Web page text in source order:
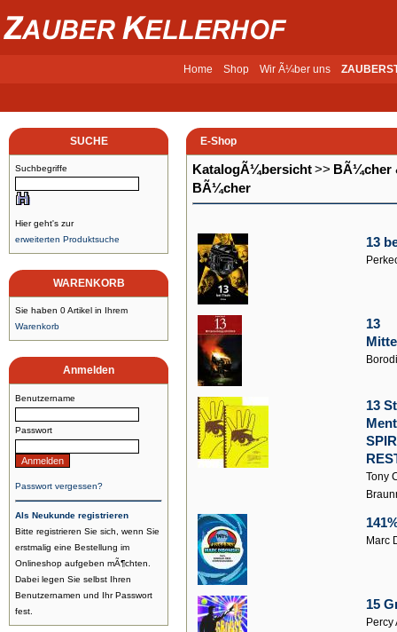
Home Shop Wir Ã¼ber uns
SUCHE
Suchbegriffe
Hier geht's zur
erweiterten Produktsuche
WARENKORB
Sie haben 0 Artikel in Ihrem
Warenkorb
Anmelden
Benutzername
Passwort
Passwort vergessen?
Als Neukunde registrieren
Bitte registrieren Sie sich, wenn Sie
erstmalig eine Bestellung im
Onlineshop aufgeben mÃ¶chten.
Dabei legen Sie selbst Ihren
Benutzernamen und Ihr Passwort
fest.
E-Shop
KatalogÃ¼bersicht>> BÃ¼cher
BÃ¼cher
13
13
13
Tony
Marc
15
Percy